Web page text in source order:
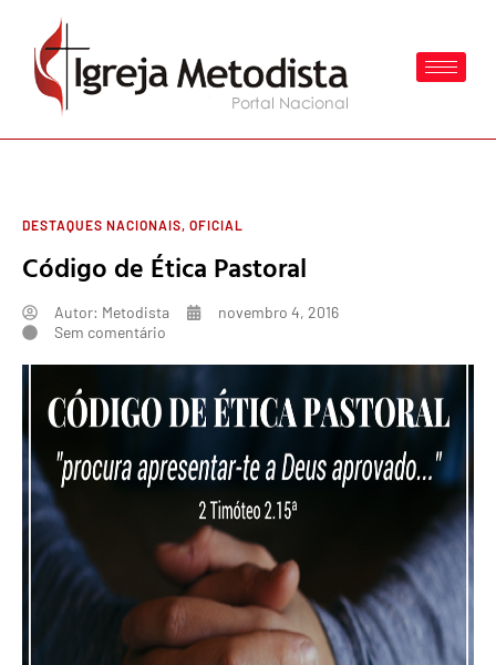
DESTAQUES NACIONAIS, OFICIAL
Código de Ética Pastoral
Autor: Metodista
novembro 4, 2016
Sem comentário